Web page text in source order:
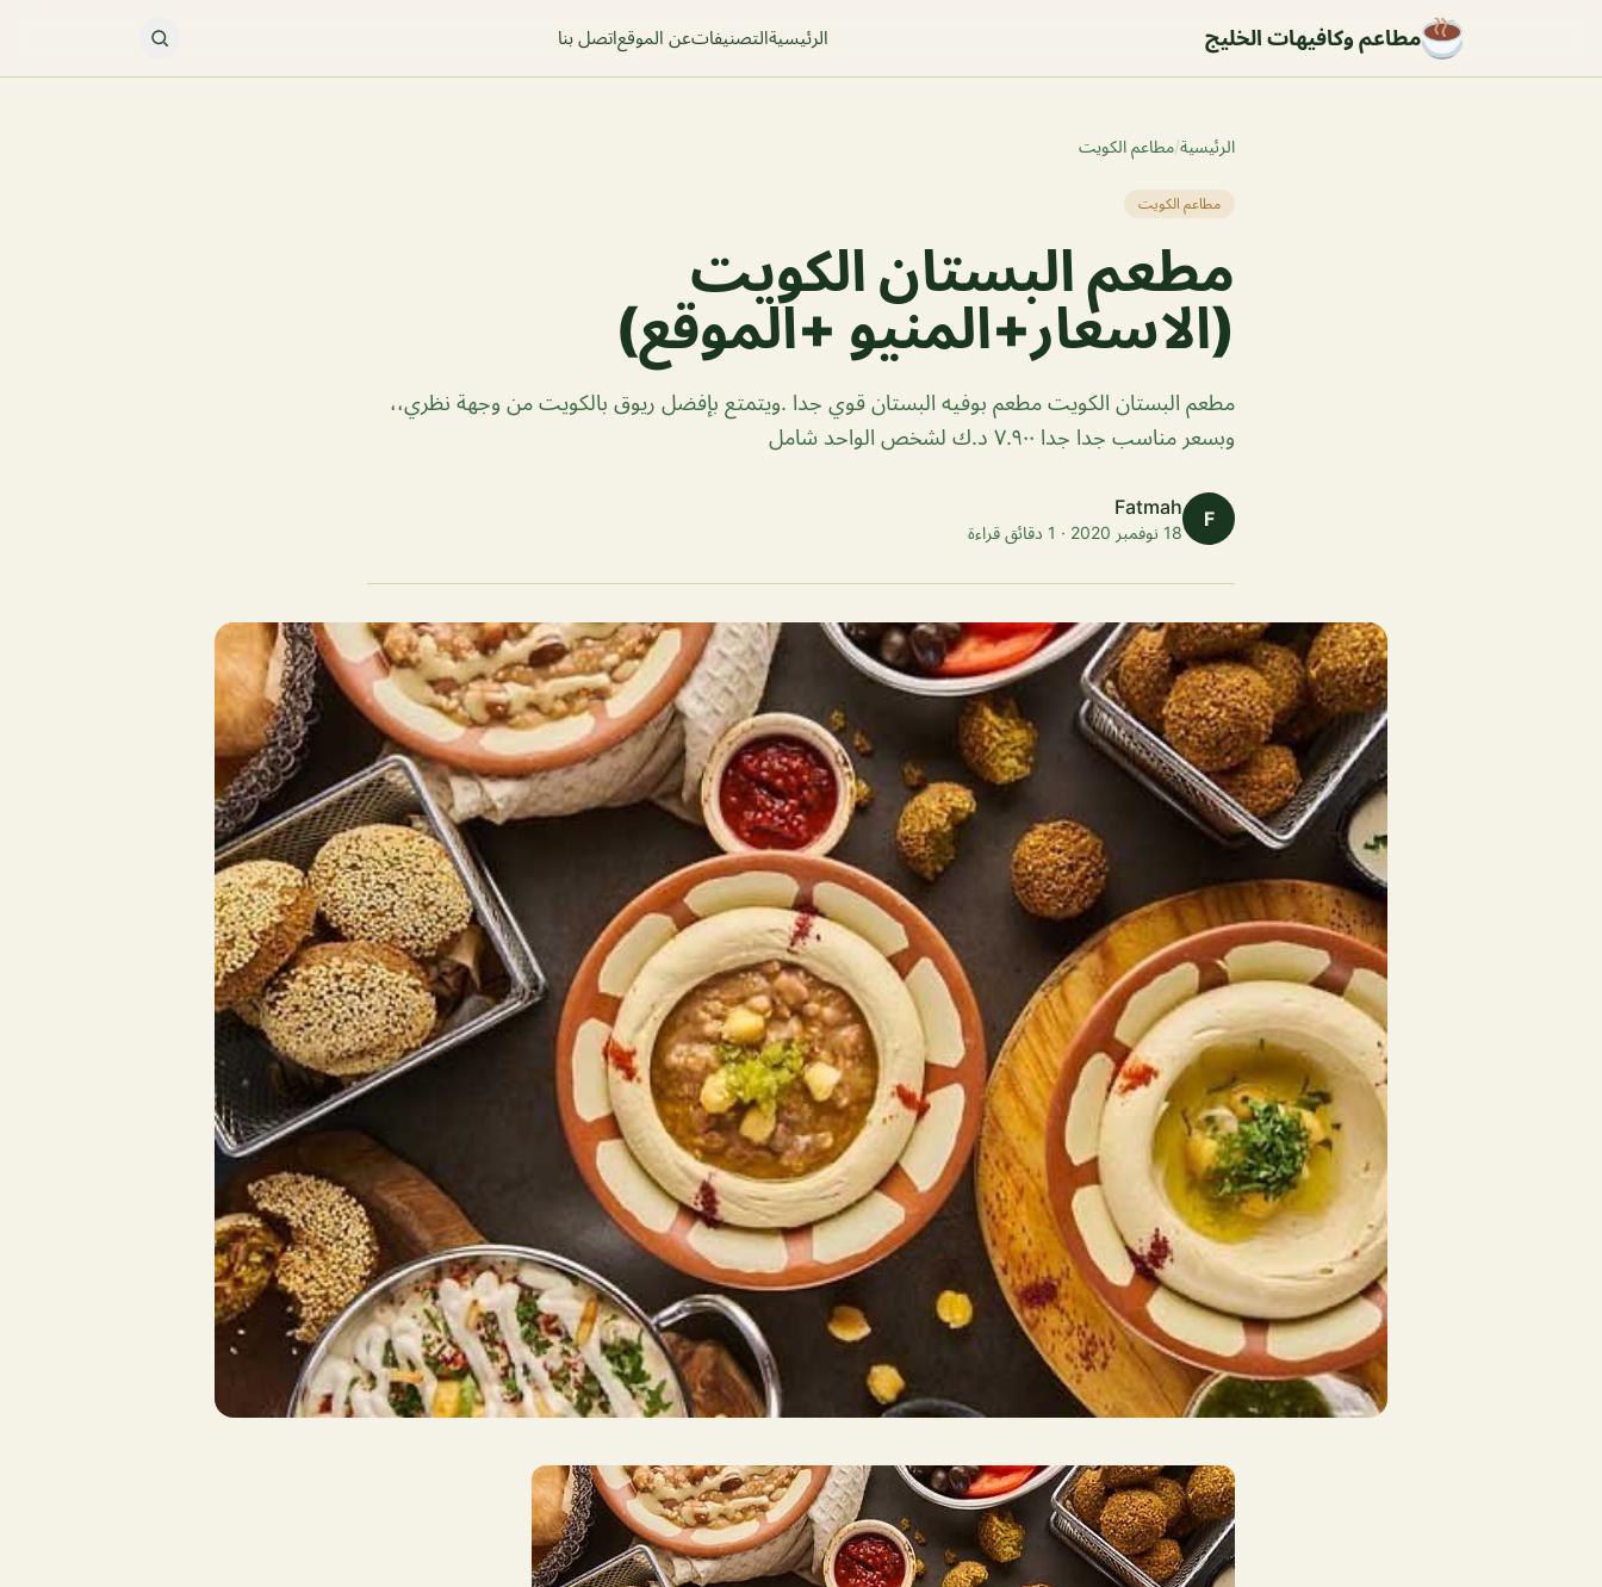
مطاعم وكافيهات الخليج الرئيسيةالتصنيفاتعن الموقعاتصل بنا
الرئيسية/مطاعم الكويت
مطاعم الكويت
مطعم البستان الكويت
(الاسعار+المنيو +الموقع)
مطعم البستان الكويت مطعم بوفيه البستان قوي جدا .ويتمتع بإفضل ريوق بالكويت من وجهة نظري،،
وبسعر مناسب جدا جدا ٧.٩٠٠ د.ك لشخص الواحد شامل
F
Fatmah
18 نوفمبر 2020 · 1 دقائق قراءة